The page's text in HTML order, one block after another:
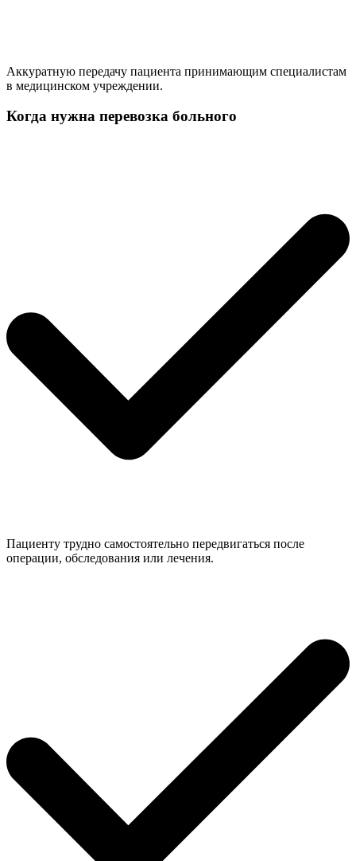
Аккуратную передачу пациента принимающим специалистам
в медицинском учреждении.
Когда нужна перевозка больного
Пациенту трудно самостоятельно передвигаться после
операции, обследования или лечения.